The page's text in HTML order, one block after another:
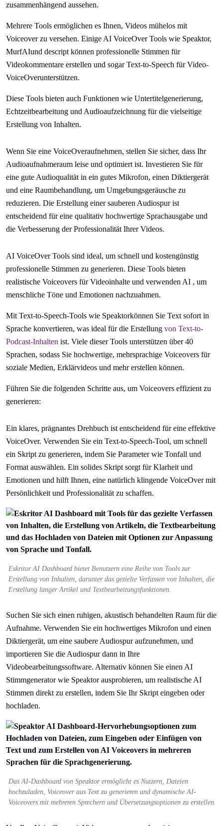
zusammenhängend aussehen.
Mehrere Tools ermöglichen es Ihnen, Videos mühelos mit
Voiceover zu versehen. Einige AI VoiceOver Tools wie Speaktor,
MurfAIund descript können professionelle Stimmen für
Videokommentare erstellen und sogar Text-to-Speech für Video-
VoiceOverunterstützen.
Diese Tools bieten auch Funktionen wie Untertitelgenerierung,
Echtzeitbearbeitung und Audioaufzeichnung für die vielseitige
Erstellung von Inhalten.
Wenn Sie eine VoiceOveraufnehmen, stellen Sie sicher, dass Ihr
Audioaufnahmeraum leise und optimiert ist. Investieren Sie für
eine gute Audioqualität in ein gutes Mikrofon, einen Diktiergerät
und eine Raumbehandlung, um Umgebungsgeräusche zu
reduzieren. Die Erstellung einer sauberen Audiospur ist
entscheidend für eine qualitativ hochwertige Sprachausgabe und
die Verbesserung der Professionalität Ihrer Videos.
AI VoiceOver Tools sind ideal, um schnell und kostengünstig
professionelle Stimmen zu generieren. Diese Tools bieten
realistische Voiceovers für Videoinhalte und verwenden AI , um
menschliche Töne und Emotionen nachzuahmen.
Mit Text-to-Speech-Tools wie Speaktorkönnen Sie Text sofort in
Sprache konvertieren, was ideal für die Erstellung von Text-to-
Podcast-Inhalten ist. Viele dieser Tools unterstützen über 40
Sprachen, sodass Sie hochwertige, mehrsprachige Voiceovers für
soziale Medien, Erklärvideos und mehr erstellen können.
Führen Sie die folgenden Schritte aus, um Voiceovers effizient zu
generieren:
Ein klares, prägnantes Drehbuch ist entscheidend für eine effektive
VoiceOver. Verwenden Sie ein Text-to-Speech-Tool, um schnell
ein Skript zu generieren, indem Sie Parameter wie Tonfall und
Format auswählen. Ein solides Skript sorgt für Klarheit und
Emotionen und hilft Ihnen, eine natürlich klingende VoiceOver mit
Persönlichkeit und Professionalität zu schaffen.
Eskritor AI Dashboard bietet Benutzern eine Reihe von Tools zur
Erstellung von Inhalten, darunter das gezielte Verfassen von Inhalten, die
Erstellung langer Artikel und Textbearbeitungsfunktionen.
Suchen Sie sich einen ruhigen, akustisch behandelten Raum für die
Aufnahme. Verwenden Sie ein hochwertiges Mikrofon und einen
Diktiergerät, um eine saubere Audiospur aufzunehmen, und
importieren Sie die Audiospur dann in Ihre
Videobearbeitungssoftware. Alternativ können Sie einen AI
Stimmgenerator wie Speaktor ausprobieren, um realistische AI
Stimmen direkt zu erstellen, indem Sie Ihr Skript eingeben oder
hochladen.
Das AI-Dashboard von Speaktor ermöglicht es Nutzern, Dateien
hochzuladen, Voiceover aus Text zu generieren und dynamische AI-
Voiceovers mit mehreren Sprechern und Übersetzungsoptionen zu erstellen.